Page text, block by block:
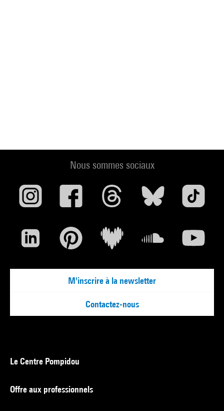
Nous sommes sociaux
M'inscrire à la newsletter
Contactez-nous
Le Centre Pompidou
Offre aux professionnels